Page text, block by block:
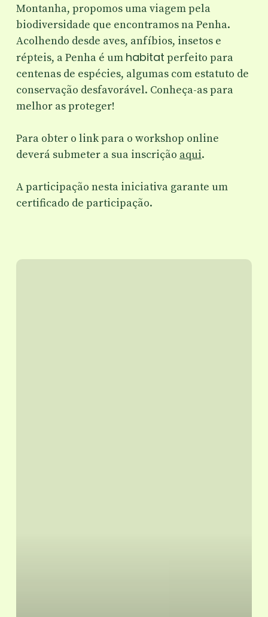
Montanha, propomos uma viagem pela
biodiversidade que encontramos na Penha.
Acolhendo desde aves, anfíbios, insetos e
répteis, a Penha é um habitat perfeito para
centenas de espécies, algumas com estatuto de
conservação desfavorável. Conheça-as para
melhor as proteger!
Para obter o link para o workshop online
deverá submeter a sua inscrição aqui.
A participação nesta iniciativa garante um
certificado de participação.